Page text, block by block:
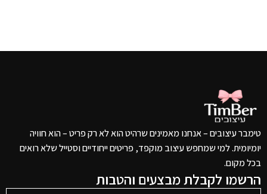
טימבר עיצובים – אנחנו מאמינים שרהיט הוא לא רק פריט – הוא חוויה
יומיומית. למי שמחפש עיצוב מוקפד, פריטים ייחודיים וסטייל שלא רואים
בכל מקום.
הרשמו לקבלת מבצעים והטבות